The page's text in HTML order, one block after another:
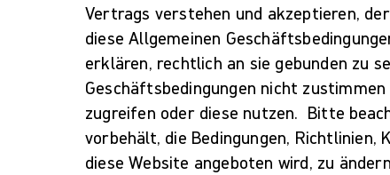
Vertrags verstehen und akzeptieren,
diese Allgemeinen
erklären, rechtlich an sie gebunden zu
Geschäftsbedingungen nicht
zugreifen oder diese nutzen. Bitte
vorbehält, die Bedingungen, Richtlinien,
diese Website angeboten wird, zu